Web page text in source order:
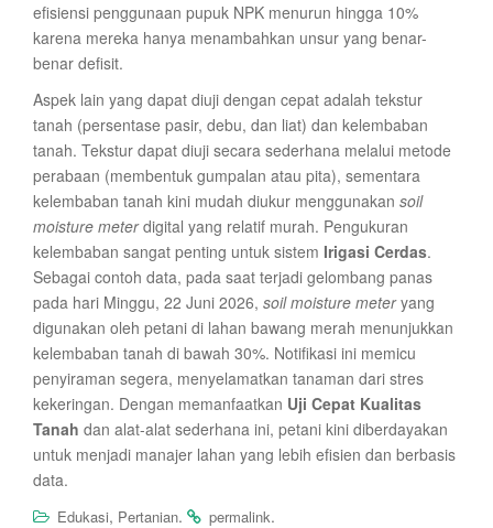
efisiensi penggunaan pupuk NPK menurun hingga 10%
karena mereka hanya menambahkan unsur yang benar-
benar defisit.
Aspek lain yang dapat diuji dengan cepat adalah tekstur
tanah (persentase pasir, debu, dan liat) dan kelembaban
tanah. Tekstur dapat diuji secara sederhana melalui metode
perabaan (membentuk gumpalan atau pita), sementara
kelembaban tanah kini mudah diukur menggunakan soil
moisture meterdigital yang relatif murah. Pengukuran
kelembaban sangat penting untuk sistem Irigasi Cerdas.
Sebagai contoh data, pada saat terjadi gelombang panas
pada hari Minggu, 22 Juni 2026, soil moisture meteryang
digunakan oleh petani di lahan bawang merah menunjukkan
kelembaban tanah di bawah 30%. Notifikasi ini memicu
penyiraman segera, menyelamatkan tanaman dari stres
kekeringan. Dengan memanfaatkan Uji Cepat Kualitas
Tanah dan alat-alat sederhana ini, petani kini diberdayakan
untuk menjadi manajer lahan yang lebih efisien dan berbasis
data.
Edukasi, Pertanian. permalink.